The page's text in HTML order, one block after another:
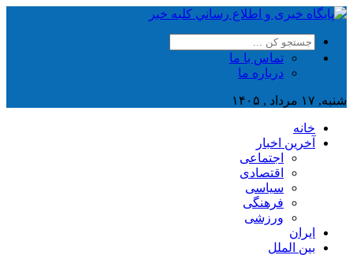
تماس با ما
درباره ما
شنبه, ۱۷ مرداد , ۱۴۰۵
خانه
آخرین اخبار
اجتماعی
اقتصادی
سیاسی
فرهنگی
ورزشی
ایران
بین الملل